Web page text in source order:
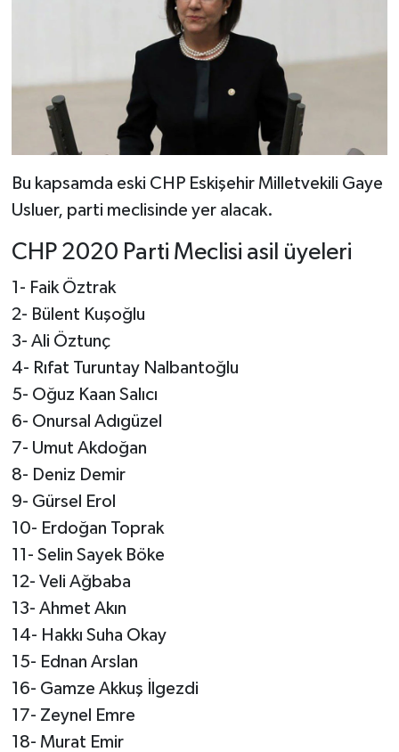
Bu kapsamda eski CHP Eskişehir Milletvekili Gaye
Usluer, parti meclisinde yer alacak.
CHP 2020 Parti Meclisi asil üyeleri
1- Faik Öztrak
2- Bülent Kuşoğlu
3- Ali Öztunç
4- Rıfat Turuntay Nalbantoğlu
5- Oğuz Kaan Salıcı
6- Onursal Adıgüzel
7- Umut Akdoğan
8- Deniz Demir
9- Gürsel Erol
10- Erdoğan Toprak
11- Selin Sayek Böke
12- Veli Ağbaba
13- Ahmet Akın
14- Hakkı Suha Okay
15- Ednan Arslan
16- Gamze Akkuş İlgezdi
17- Zeynel Emre
18- Murat Emir